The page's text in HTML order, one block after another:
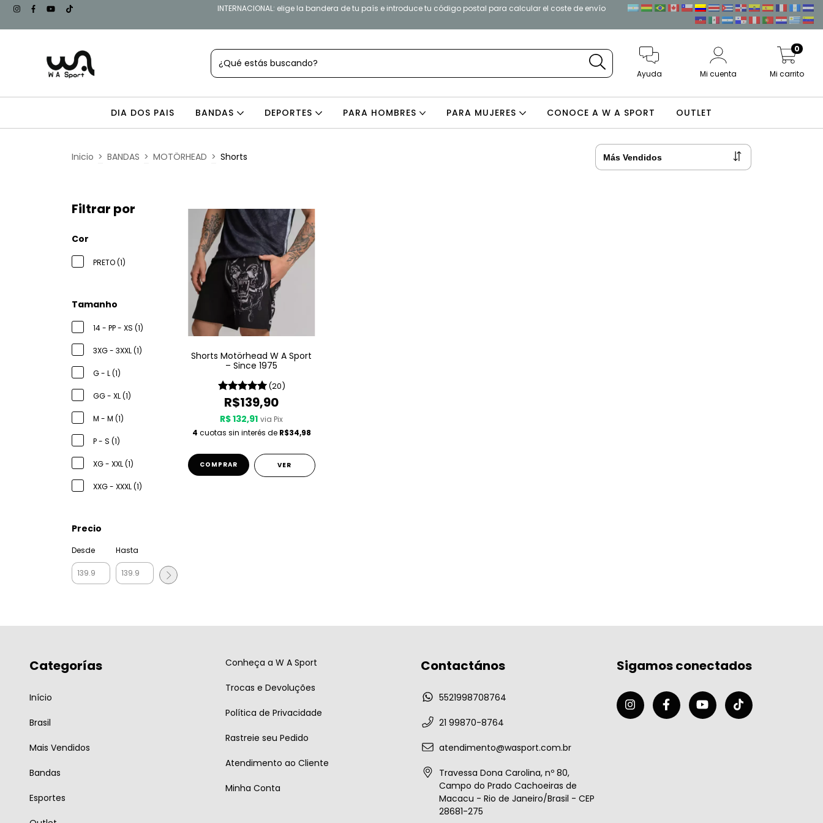
INTERNACIONAL: elige la bandera de tu país e introduce tu código postal para calcular el coste de envío
Ayuda Mi cuenta Mi carrito
0
DIA DOS PAIS BANDAS DEPORTES PARA HOMBRES PARA MUJERES CONOCE A W A SPORT OUTLET
Inicio > BANDAS > MOTÖRHEAD > Shorts
Filtrar por
Cor
PRETO (1)
Tamanho
14 - PP - XS (1)
3XG - 3XXL (1)
G - L (1)
GG - XL (1)
M - M (1)
P - S (1)
XG - XXL (1)
XXG - XXXL (1)
Precio
Desde Hasta
Shorts Motörhead W A Sport
– Since 1975
(20)
R$139,90
R$ 132,91 via Pix
4 cuotas sin interés de R$34,98
COMPRAR VER
Categorías
Início
Brasil
Mais Vendidos
Bandas
Esportes
Conheça a W A Sport
Trocas e Devoluções
Política de Privacidade
Rastreie seu Pedido
Atendimento ao Cliente
Minha Conta
Contactános
5521998708764
21 99870-8764
atendimento@wasport.com.br
Travessa Dona Carolina, nº 80,
Campo do Prado Cachoeiras de
Macacu - Rio de Janeiro/Brasil - CEP
28681-275
Sigamos conectados